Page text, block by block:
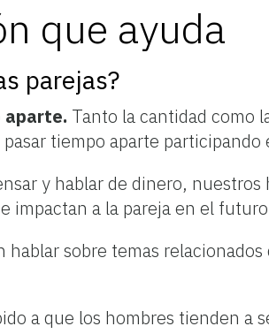
que ayuda
parejas?
aparte. Tanto la cantidad como
tiempo aparte
y hablar de dinero,
impactan a la pareja en el
hablar sobre temas
a que los hombres tienden a